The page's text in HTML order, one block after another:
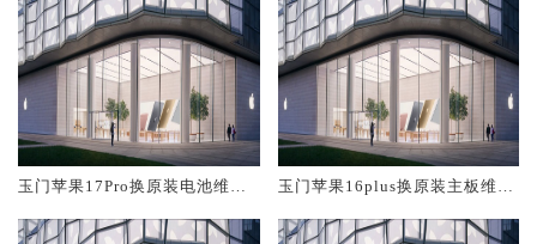
玉门苹果17Pro换原装电池维修
玉门苹果16plus换原装主板维修